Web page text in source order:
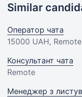
Similar
Оператор чата
15000 UAH,
Консультант чата
Remote
Менеджер з